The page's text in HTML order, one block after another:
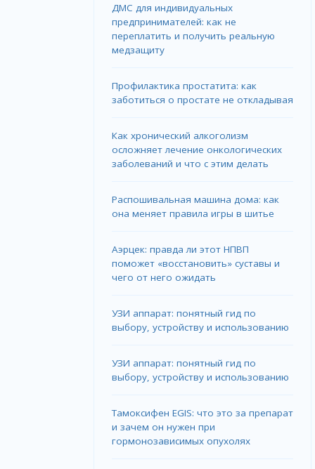
ДМС для индивидуальных
предпринимателей: как не
переплатить и получить реальную
медзащиту
Профилактика простатита: как
заботиться о простате не откладывая
Как хронический алкоголизм
осложняет лечение онкологических
заболеваний и что с этим делать
Распошивальная машина дома: как
она меняет правила игры в шитье
Аэрцек: правда ли этот НПВП
поможет «восстановить» суставы и
чего от него ожидать
УЗИ аппарат: понятный гид по
выбору, устройству и использованию
УЗИ аппарат: понятный гид по
выбору, устройству и использованию
Тамоксифен EGIS: что это за препарат
и зачем он нужен при
гормонозависимых опухолях